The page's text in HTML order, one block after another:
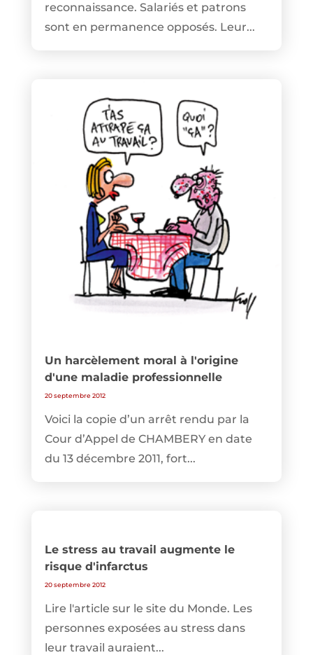
reconnaissance. Salariés et patrons
sont en permanence opposés. Leur...
Un harcèlement moral à l'origine
d'une maladie professionnelle
20 septembre 2012
Voici la copie d’un arrêt rendu par la
Cour d’Appel de CHAMBERY en date
du 13 décembre 2011, fort...
Le stress au travail augmente le
risque d'infarctus
20 septembre 2012
Lire l'article sur le site du Monde. Les
personnes exposées au stress dans
leur travail auraient...